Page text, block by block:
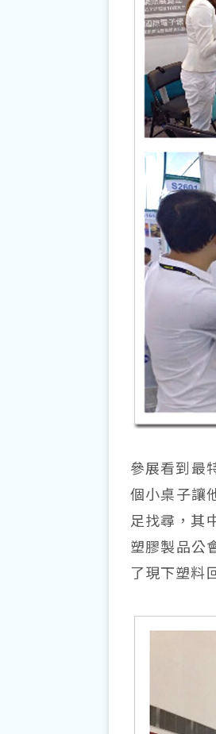
參展看到最
個小桌子讓
足找尋，其
塑膠製品公
了現下塑料